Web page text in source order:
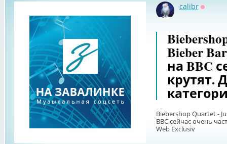
calibr
Bieber
на BBC
крутят.
Biebershop Quartet -
BBC сейчас очень
Web Exclusiv